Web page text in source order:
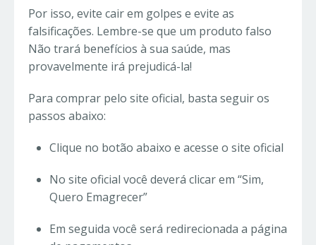
Por isso, evite cair em golpes e evite as
falsificações. Lembre-se que um produto falso
Não trará benefícios à sua saúde, mas
provavelmente irá prejudicá-la!
Para comprar pelo site oficial, basta seguir os
passos abaixo:
Clique no botão abaixo e acesse o site oficial
No site oficial você deverá clicar em “Sim,
Quero Emagrecer”
Em seguida você será redirecionada a página